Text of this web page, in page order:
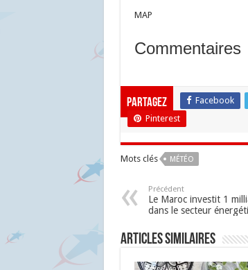
MAP
Commentaires
Partagez Facebook
Pinterest
Mots clés MÉTÉO
Précédent
Le Maroc investit 1
dans le secteur
Articles similaires